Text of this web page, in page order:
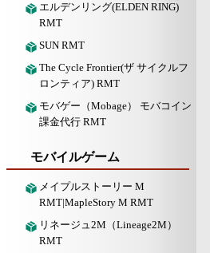
エルデンリング(ELDEN RING)
RMT
SUN RMT
The Cycle Frontier(ザ サイクルフ
ロンティア) RMT
モバゲー（Mobage） モバコイン
課金代行 RMT
モバイルゲーム
メイプルストーリー M
RMT|MapleStory M RMT
リネージュ2M（Lineage2M）
RMT